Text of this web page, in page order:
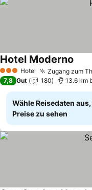
3 SterneHotel Zugang zum
Hotel Moderno
7,8 Gut 180 13.6 km
Wähle Reisedaten
Preise zu sehen